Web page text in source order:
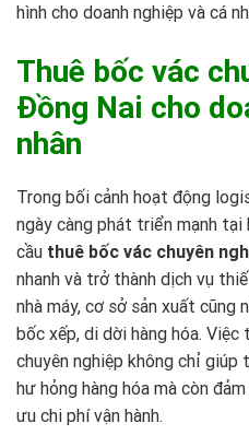
hình cho doanh nghiệp và cá
Thuê bốc vác
Đồng Nai cho
nhân
Trong bối cảnh hoạt động
ngày càng phát triển mạnh tại
cầu thuê bốc vác chuyên
nhanh và trở thành dịch vụ
nhà máy, cơ sở sản xuất cũng
bốc xếp, di dời hàng hóa.
chuyên nghiệp không chỉ
hư hỏng hàng hóa mà còn
ưu chi phí vận hành.